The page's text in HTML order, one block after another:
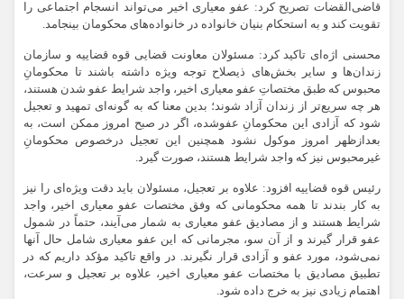
قاضی‌القضات تصریح کرد: عفو معیاری اخیر می‌تواند انسجام اجتماعی را
تقویت کند و به استحکام بنیان خانواده در خانواده‌های محکومان بینجامد.
محسنی اژه‌ای تاکید کرد: مسئولان معاونت قضایی قوه قضاییه و سازمان
زندان‌ها و سایر بخش‌های ذیصلاح توجه ویژه داشته باشند تا محکومانِ
محبوس که طبق مختصاتِ عفو معیاری اخیر، واجد شرایط عفو شدن هستند،
هر چه سریع‌تر از زندان آزاد شوند؛ بدین‌ معنا که به گونه‌ای تمهید و تعجیل
شود که آزادی این محکومانِ عفوشده، اگر در صبح امروز ممکن است، به
بعدازظهر امروز موکول نشود همچنین این تعجیل درخصوص محکومانِ
غیرمحبوس نیز که واجد شرایط هستند، صورت گیرد.
رئیس قوه قضاییه افزود: علاوه بر تعجیل، مسئولان باید دقت ویژه‌ای را نیز
به کار بندند تا همه محکومانی که وفق مختصات عفو معیاری اخیر، واجد
شرایط هستند و از مصادیق عفو معیاری به شمار می‌آیند، حتماً در شمول
عفو قرار گیرند و از آن سو، مجرمانی که این عفو معیاری شامل حال آنها
نمی‌شود، مورد عفو و آزادی قرار نگیرند. در واقع تاکید مؤکد داریم که در
تطبیق مصادیق با مختصات عفو معیاری اخیر، علاوه بر تعجیل و سرعت،
اهتمام زیادی نیز به خرج داده شود.